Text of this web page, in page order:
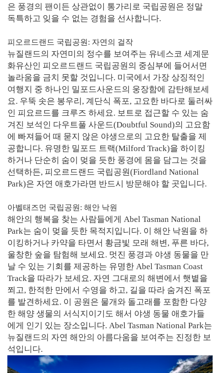
은 풍경의 팬이든 상관없이 통가리로 국립공원은 정말
독특하고 잊을 수 없는 경험을 선사합니다.
피오르드랜드 국립공원: 자연의 걸작
뉴질랜드의 자연미의 정수를 보여주는 유네스코 세계문
화유산인 피오르드랜드 국립공원의 중심부에 들어서면
놀라움을 금치 못할 것입니다. 미국에서 가장 상징적인
여행지 중 하나인 밀포드사운드의 웅장함에 감탄해보세
요. 우뚝 솟은 봉우리, 계단식 폭포, 고요한 바다로 둘러싸
인 피요르드를 크루즈 하세요. 보트로 접근할 수 있는 숨
겨진 보석인 다우트풀 사운드(Doubtful Sound)의 고요함
에 빠져들어 때 묻지 않은 야생으로의 고요한 탈출을 제
공합니다. 유명한 밀포드 트랙(Milford Track)을 하이킹
하거나 단순히 숨이 멎을 듯한 풍경에 몸을 담그는 것을
선택하든, 피오르드랜드 국립공원(Fiordland National
Park)은 자연 애호가라면 반드시 방문해야 할 곳입니다.
아벨태즈먼 국립공원: 해안 낙원
해안의 행복을 찾는 사람들에게 Abel Tasman National
Park는 숨이 멎을 듯한 목적지입니다. 이 해안 낙원을 하
이킹하거나 카약을 타면서 황금빛 모래 해변, 푸른 바다,
울창한 숲을 탐험해 보세요. 멋진 풍경과 야생 동물을 만
날 수 있는 기회를 제공하는 유명한 Abel Tasman Coast
Track을 따라가 보세요. 자연 그대로의 해변에서 햇볕을
쬐고, 한적한 만에서 수영을 하고, 길을 따라 숨겨진 폭포
를 발견하세요. 이 공원은 물개와 돌고래를 포함한 다양
한 해양 생물의 서식지이기도 해서 야생 동물 애호가들
에게 인기 있는 장소입니다. Abel Tasman National Park는
뉴질랜드의 자연 해안의 아름다움을 보여주는 진정한 보
석입니다.